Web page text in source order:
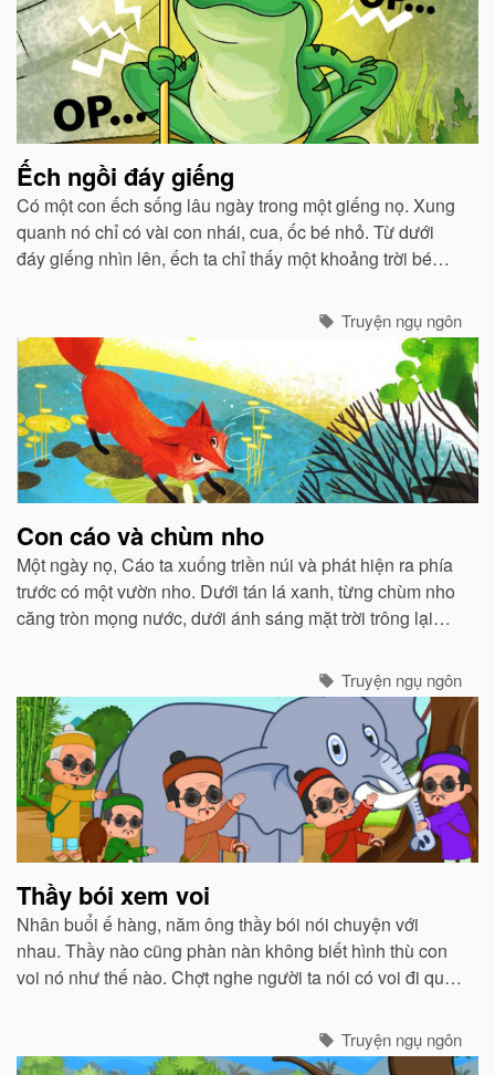
Ếch ngồi đáy giếng
Có một con ếch sống lâu ngày trong một giếng nọ. Xung
quanh nó chỉ có vài con nhái, cua, ốc bé nhỏ. Từ dưới
đáy giếng nhìn lên, ếch ta chỉ thấy một khoảng trời bé
Truyện ngụ ngôn
Con cáo và chùm nho
Một ngày nọ, Cáo ta xuống triền núi và phát hiện ra phía
trước có một vườn nho. Dưới tán lá xanh, từng chùm nho
căng tròn mọng nước, dưới ánh sáng mặt trời trông lại
Truyện ngụ ngôn
Thầy bói xem voi
Nhân buổi ế hàng, năm ông thầy bói nói chuyện với
nhau. Thầy nào cũng phàn nàn không biết hình thù con
voi nó như thế nào. Chợt nghe người ta nói có voi đi qua,
Truyện ngụ ngôn